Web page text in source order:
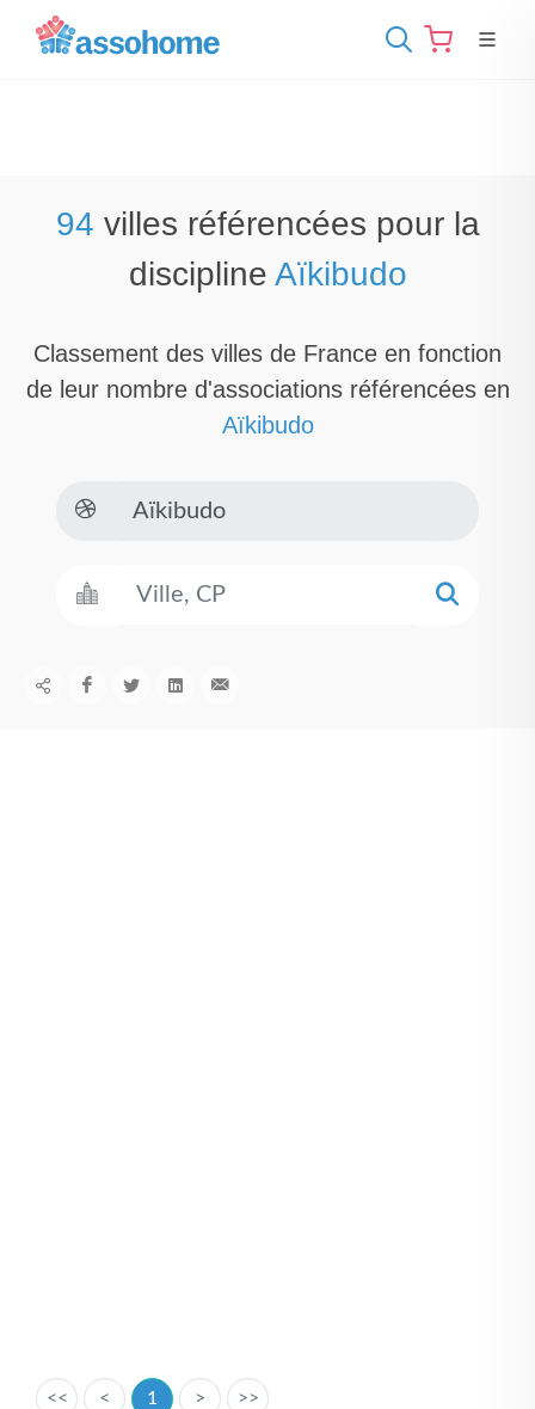
94 villes référencées pour la
discipline Aïkibudo
Classement des villes de France en fonction
de leur nombre d'associations référencées en
Aïkibudo
<< < 1 > >>